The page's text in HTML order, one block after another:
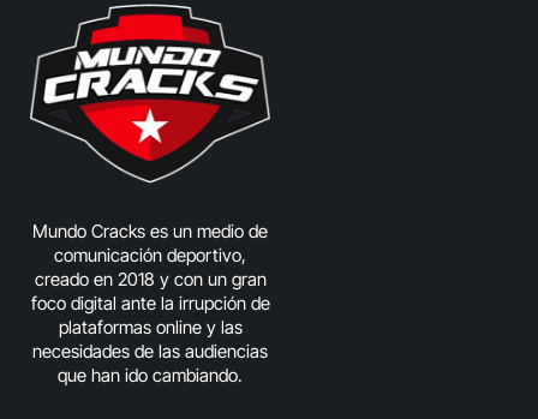
Mundo Cracks es un medio de
comunicación deportivo,
creado en 2018 y con un gran
foco digital ante la irrupción de
plataformas online y las
necesidades de las audiencias
que han ido cambiando.